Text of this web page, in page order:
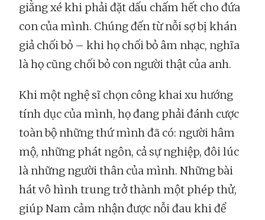
giằng xé khi phải đặt dấu chấm hết cho đứa
con của mình. Chúng đến từ nỗi sợ bị khán
giả chối bỏ – khi họ chối bỏ âm nhạc, nghĩa
là họ cũng chối bỏ con người thật của anh.
Khi một nghệ sĩ chọn công khai xu hướng
tính dục của mình, họ đang phải đánh cược
toàn bộ những thứ mình đã có: người hâm
mộ, những phát ngôn, cả sự nghiệp, đôi lúc
là những người thân của mình. Những bài
hát vô hình trung trở thành một phép thử,
giúp Nam cảm nhận được nỗi đau khi để